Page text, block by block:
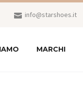
info@starshoes.it
MARCHI